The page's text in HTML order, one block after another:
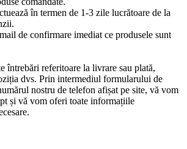
în termen de 1-3 zile lucrătoare de la
de confirmare imediat ce produsele sunt
întrebări referitoare la livrare sau plată,
dvs. Prin intermediul formularului de
nostru de telefon afișat pe site, vă vom
și vă vom oferi toate informațiile